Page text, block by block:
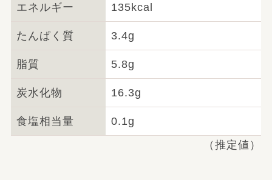
エネルギー 135kcal
たんぱく質 3.4g
脂質 5.8g
炭水化物 16.3g
食塩相当量
0.1g
（推定値）